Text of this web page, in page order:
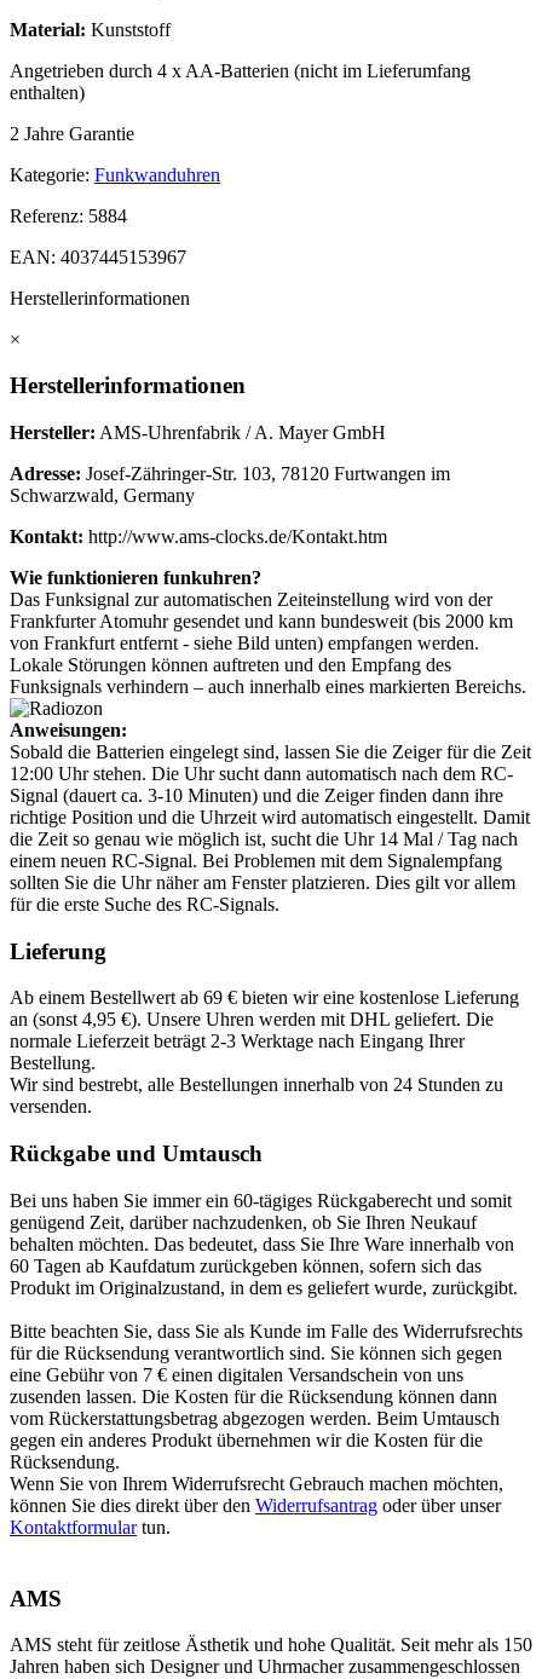
Material: Kunststoff
Angetrieben durch 4 x AA-Batterien (nicht im Lieferumfang
enthalten)
2 Jahre Garantie
Kategorie: Funkwanduhren
Referenz: 5884
EAN: 4037445153967
Herstellerinformationen
×
Herstellerinformationen
Hersteller: AMS-Uhrenfabrik / A. Mayer GmbH
Adresse: Josef-Zähringer-Str. 103, 78120 Furtwangen im
Schwarzwald, Germany
Kontakt: http://www.ams-clocks.de/Kontakt.htm
Wie funktionieren funkuhren?
Das Funksignal zur automatischen Zeiteinstellung wird von der
Frankfurter Atomuhr gesendet und kann bundesweit (bis 2000 km
von Frankfurt entfernt - siehe Bild unten) empfangen werden.
Lokale Störungen können auftreten und den Empfang des
Funksignals verhindern – auch innerhalb eines markierten Bereichs.
Anweisungen:
Sobald die Batterien eingelegt sind, lassen Sie die Zeiger für die Zeit
12:00 Uhr stehen. Die Uhr sucht dann automatisch nach dem RC-
Signal (dauert ca. 3-10 Minuten) und die Zeiger finden dann ihre
richtige Position und die Uhrzeit wird automatisch eingestellt. Damit
die Zeit so genau wie möglich ist, sucht die Uhr 14 Mal / Tag nach
einem neuen RC-Signal. Bei Problemen mit dem Signalempfang
sollten Sie die Uhr näher am Fenster platzieren. Dies gilt vor allem
für die erste Suche des RC-Signals.
Lieferung
Ab einem Bestellwert ab 69 € bieten wir eine kostenlose Lieferung
an (sonst 4,95 €). Unsere Uhren werden mit DHL geliefert. Die
normale Lieferzeit beträgt 2-3 Werktage nach Eingang Ihrer
Bestellung.
Wir sind bestrebt, alle Bestellungen innerhalb von 24 Stunden zu
versenden.
Rückgabe und Umtausch
Bei uns haben Sie immer ein 60-tägiges Rückgaberecht und somit
genügend Zeit, darüber nachzudenken, ob Sie Ihren Neukauf
behalten möchten. Das bedeutet, dass Sie Ihre Ware innerhalb von
60 Tagen ab Kaufdatum zurückgeben können, sofern sich das
Produkt im Originalzustand, in dem es geliefert wurde, zurückgibt.
Bitte beachten Sie, dass Sie als Kunde im Falle des Widerrufsrechts
für die Rücksendung verantwortlich sind. Sie können sich gegen
eine Gebühr von 7 € einen digitalen Versandschein von uns
zusenden lassen. Die Kosten für die Rücksendung können dann
vom Rückerstattungsbetrag abgezogen werden. Beim Umtausch
gegen ein anderes Produkt übernehmen wir die Kosten für die
Rücksendung.
Wenn Sie von Ihrem Widerrufsrecht Gebrauch machen möchten,
können Sie dies direkt über den Widerrufsantrag oder über unser
Kontaktformulartun.
AMS
AMS steht für zeitlose Ästhetik und hohe Qualität. Seit mehr als 150
Jahren haben sich Designer und Uhrmacher zusammengeschlossen